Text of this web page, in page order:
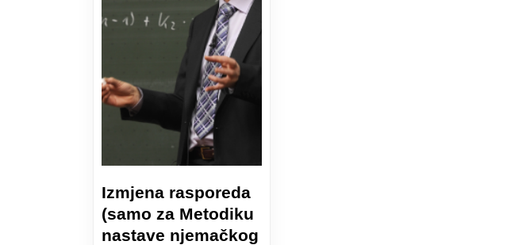
Izmjena rasporeda
(samo za Metodiku
nastave njemačkog